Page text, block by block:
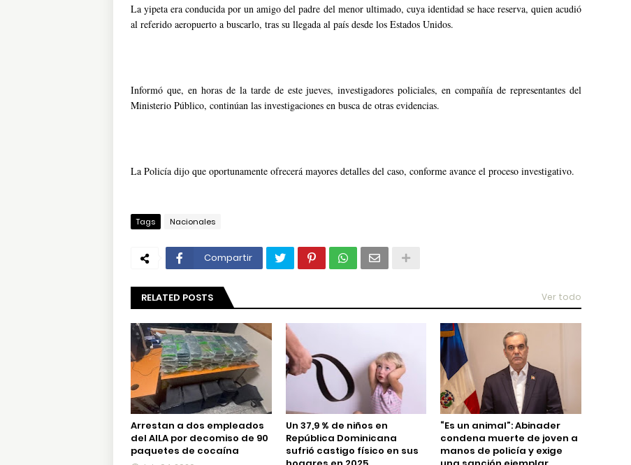
La yipeta era conducida por un amigo del padre del menor ultimado, cuya identidad se hace reserva, quien acudió
al referido aeropuerto a buscarlo, tras su llegada al país desde los Estados Unidos.
Informó que, en horas de la tarde de este jueves, investigadores policiales, en compañía de representantes del
Ministerio Público, continúan las investigaciones en busca de otras evidencias.
La Policía dijo que oportunamente ofrecerá mayores detalles del caso, conforme avance el proceso investigativo.
Tags Nacionales
Compartir
RELATED POSTS Ver todo
Arrestan a dos empleados
del AILA por decomiso de 90
paquetes de cocaína
Un 37,9 % de niños en
República Dominicana
sufrió castigo físico en sus
“Es un animal”: Abinader
condena muerte de joven a
manos de policía y exige